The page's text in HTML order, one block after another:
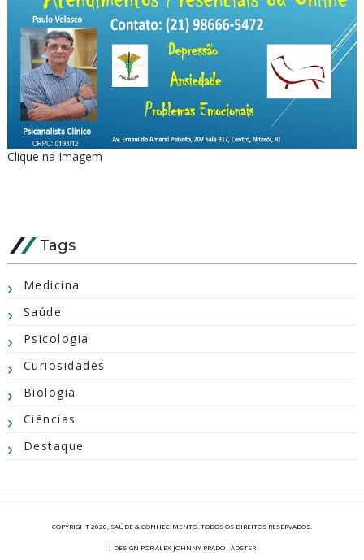
Clique na Imagem
Tags
Medicina
Saúde
Psicologia
Curiosidades
Biologia
Ciências
Destaque
COPYRIGHT 2020, SAÚDE & CONHECIMENTO. TODOS OS DIREITOS RESERVADOS.
| DESIGN POR ALEX JOHNNY PRADO - ADSTER